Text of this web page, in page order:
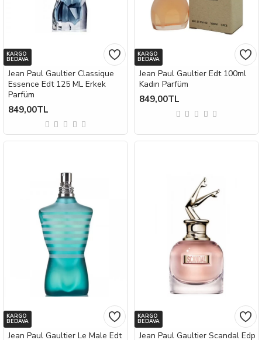
KARGO
BEDAVA
Jean Paul Gaultier Classique
Essence Edt 125 ML Erkek
Parfüm
849,00TL
KARGO
BEDAVA
Jean Paul Gaultier Edt 100ml
Kadın Parfüm
849,00TL
KARGO
BEDAVA
Jean Paul Gaultier Le Male Edt
KARGO
BEDAVA
Jean Paul Gaultier Scandal Edp